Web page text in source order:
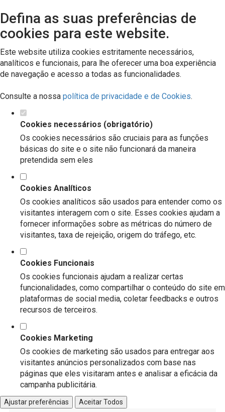
Defina as suas preferências de
cookies para este website.
Este website utiliza cookies estritamente necessários,
analíticos e funcionais, para lhe oferecer uma boa experiência
de navegação e acesso a todas as funcionalidades.
Consulte a nossa política de privacidade e de Cookies.
Cookies necessários (obrigatório)
Os cookies necessários são cruciais para as funções
básicas do site e o site não funcionará da maneira
pretendida sem eles
Cookies Analíticos
Os cookies analíticos são usados para entender como os
visitantes interagem com o site. Esses cookies ajudam a
fornecer informações sobre as métricas do número de
visitantes, taxa de rejeição, origem do tráfego, etc.
Cookies Funcionais
Os cookies funcionais ajudam a realizar certas
funcionalidades, como compartilhar o conteúdo do site em
plataformas de social media, coletar feedbacks e outros
recursos de terceiros.
Cookies Marketing
Os cookies de marketing são usados para entregar aos
visitantes anúncios personalizados com base nas
páginas que eles visitaram antes e analisar a eficácia da
campanha publicitária.
Ajustar preferências Aceitar Todos